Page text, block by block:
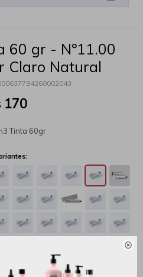

60 gr - Nº11.00
Claro Natural
170
Tinta 60gr